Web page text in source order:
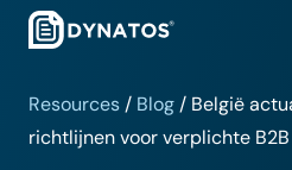
Resources / Blog / België
richtlijnen voor verplichte